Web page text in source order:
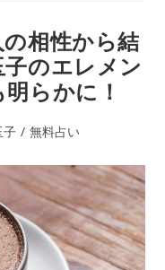
の相性から結
のエレメン
らかに！
子 / 無料占い